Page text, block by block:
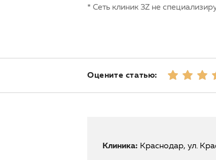
* Сеть клиник 3Z не
Оцените статью:
Клиника: Краснодар, ул.